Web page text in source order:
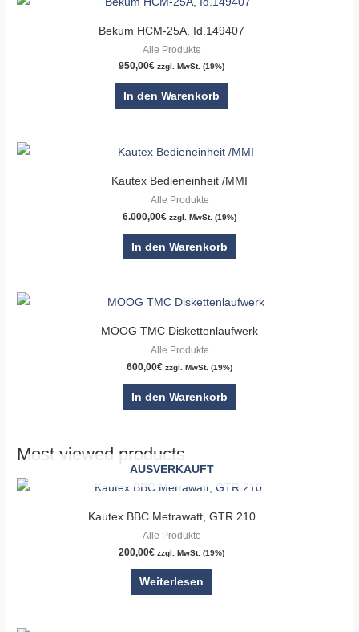
Bekum HCM-25A, Id.149407
Alle Produkte
950,00€ zzgl. MwSt. (19%)
In den Warenkorb
Kautex Bedieneinheit /MMI
Alle Produkte
6.000,00€ zzgl. MwSt. (19%)
In den Warenkorb
MOOG TMC Diskettenlaufwerk
Alle Produkte
600,00€ zzgl. MwSt. (19%)
In den Warenkorb
Most viewed products
AUSVERKAUFT
Kautex BBC Metrawatt, GTR 210
Alle Produkte
200,00€ zzgl. MwSt. (19%)
Weiterlesen